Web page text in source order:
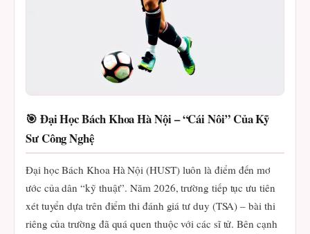
🎯 Đại Học Bách Khoa Hà Nội – “Cái Nôi” Của Kỹ
Sư Công Nghệ
Đại học Bách Khoa Hà Nội (HUST) luôn là điểm đến mơ
ước của dân “kỹ thuật”. Năm 2026, trường tiếp tục ưu tiên
xét tuyển dựa trên điểm thi đánh giá tư duy (TSA) – bài thi
riêng của trường đã quá quen thuộc với các sĩ tử. Bên cạnh